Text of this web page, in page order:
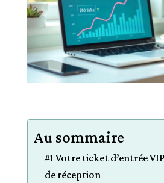
Au sommaire
#1 Votre ticket d’entrée
de réception